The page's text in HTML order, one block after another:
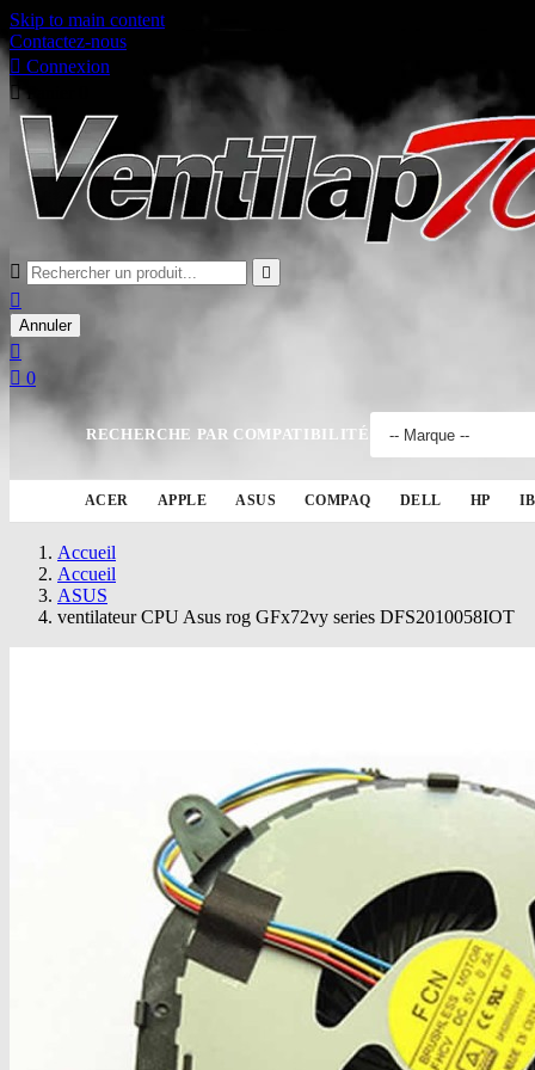
Skip to main content
Contactez-nous
 Connexion
 Panier
 

Annuler

 0
RECHERCHE PAR COMPATIBILITÉ
ACER APPLE ASUS COMPAQ DELL HP
Accueil
Accueil
ASUS
ventilateur CPU Asus rog GFx72vy series DFS2010058IOT